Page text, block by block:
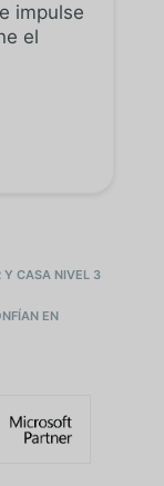
impulse
el
Y CASA NIVEL 3
EN